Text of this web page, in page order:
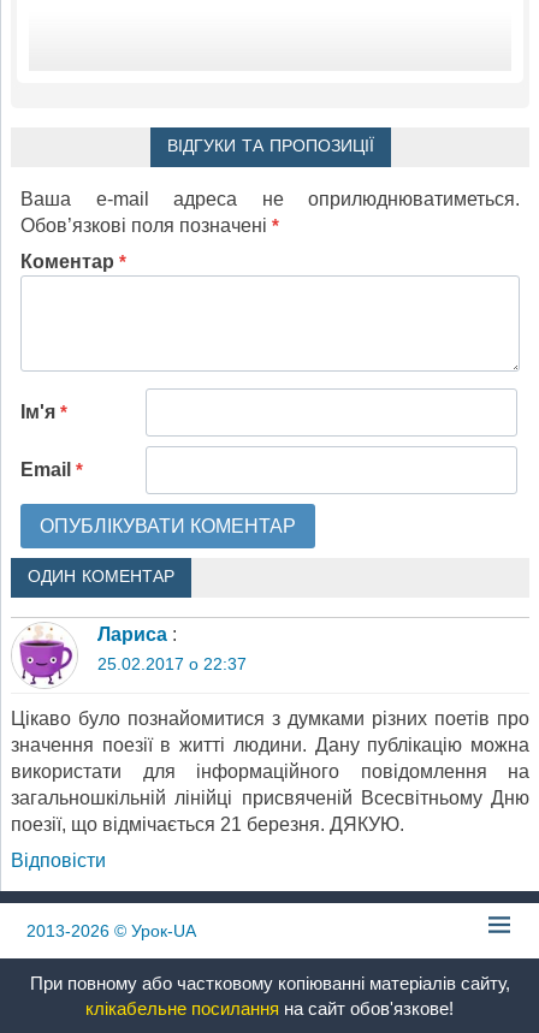
ВІДГУКИ ТА ПРОПОЗИЦІЇ
Ваша e-mail адреса не оприлюднюватиметься.
Обов’язкові поля позначені *
Коментар *
Ім'я *
Email *
ОДИН КОМЕНТАР
Лариса :
25.02.2017 о 22:37
Цікаво було познайомитися з думками різних поетів про
значення поезії в житті людини. Дану публікацію можна
використати для інформаційного повідомлення на
загальношкільній лінійці присвяченій Всесвітньому Дню
поезії, що відмічається 21 березня. ДЯКУЮ.
Відповіcти
2013-2026© Урок-UA
При повному або частковому копіюванні матеріалів сайту,
клікабельне посилання на сайт обов'язкове!